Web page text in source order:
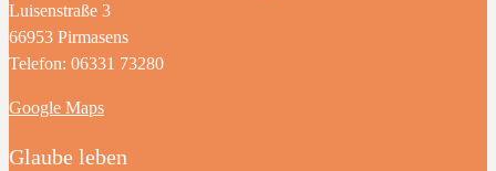
Luisenstraße 3
66953 Pirmasens
Telefon: 06331 73280
Google Maps
Glaube leben